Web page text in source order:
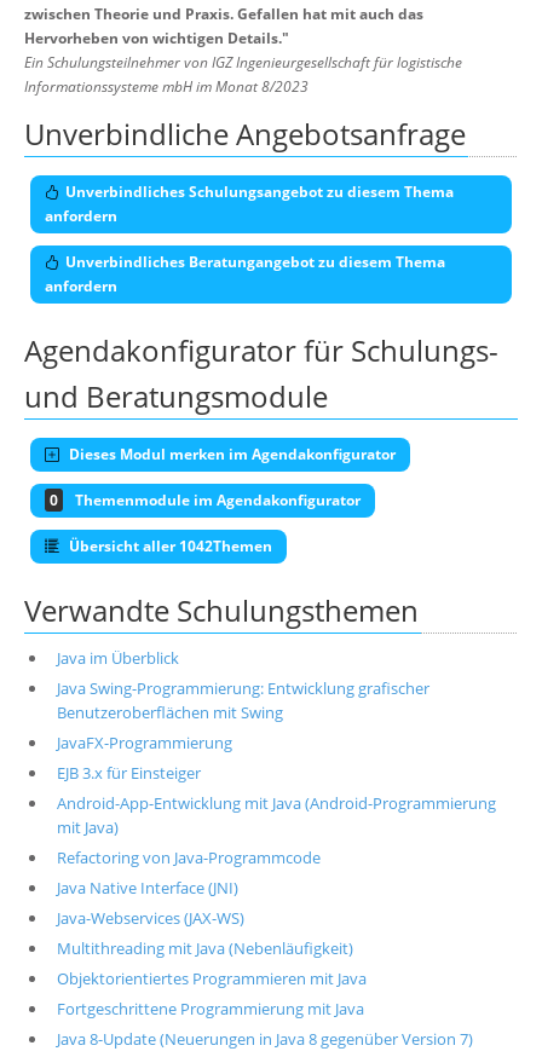
zwischen Theorie und Praxis. Gefallen hat mit auch das
Hervorheben von wichtigen Details."
Ein Schulungsteilnehmer von IGZ Ingenieurgesellschaft für logistische
Informationssysteme mbH im Monat 8/2023
Unverbindliche Angebotsanfrage
Unverbindliches Schulungsangebot zu diesem Thema
anfordern
Unverbindliches Beratungangebot zu diesem Thema
anfordern
Agendakonfigurator für Schulungs-
und Beratungsmodule
Dieses Modul merken im Agendakonfigurator
0 Themenmodule im Agendakonfigurator
Übersicht aller 1042Themen
Verwandte Schulungsthemen
Java im Überblick
Java Swing-Programmierung: Entwicklung grafischer
Benutzeroberflächen mit Swing
JavaFX-Programmierung
EJB 3.x für Einsteiger
Android-App-Entwicklung mit Java (Android-Programmierung
mit Java)
Refactoring von Java-Programmcode
Java Native Interface (JNI)
Java-Webservices (JAX-WS)
Multithreading mit Java (Nebenläufigkeit)
Objektorientiertes Programmieren mit Java
Fortgeschrittene Programmierung mit Java
Java 8-Update (Neuerungen in Java 8 gegenüber Version 7)